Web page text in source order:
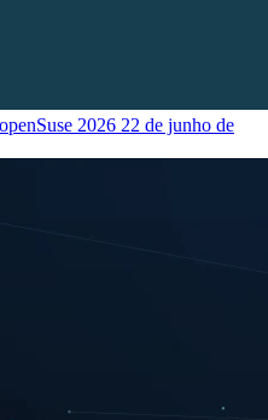
2026 22 de junho de